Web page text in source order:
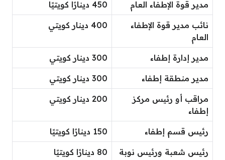
مدير قوة الإطفاء العام 450 دينارًا كويتيًا
نائب مدير قوة الإطفاء
العام
400 دينار كويتي
مدير إدارة إطفاء 300 دينار كويتي
مدير منطقة إطفاء 300 دينار كويتي
مراقب أو رئيس مركز
إطفاء
200 دينار كويتي
رئيس قسم إطفاء 150 دينارًا كويتيًا
رئيس شعبة ورئيس نوبة
80 دينارًا كويتيًا